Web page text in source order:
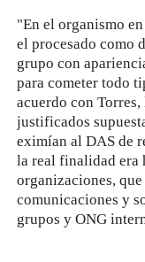
"En el organismo
el procesado como
grupo con
para cometer todo
acuerdo con
justificados
eximían al DAS de
la real finalidad era
organizaciones,
comunicaciones y
grupos y ONG